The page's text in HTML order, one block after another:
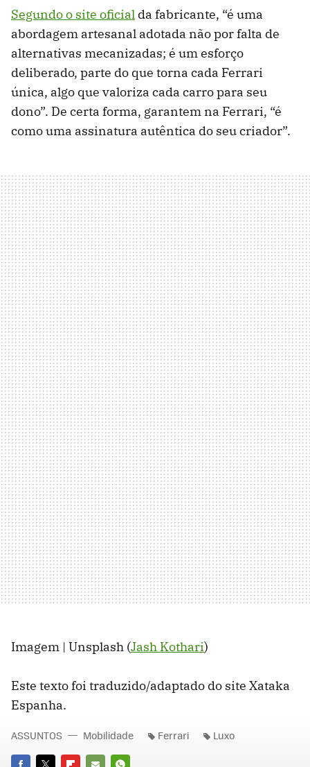
Segundo o site oficial da fabricante, “é uma
abordagem artesanal adotada não por falta de
alternativas mecanizadas; é um esforço
deliberado, parte do que torna cada Ferrari
única, algo que valoriza cada carro para seu
dono”. De certa forma, garantem na Ferrari, “é
como uma assinatura autêntica do seu criador”.
Imagem | Unsplash (Jash Kothari)
Este texto foi traduzido/adaptado do site Xataka
Espanha.
ASSUNTOS Mobilidade Ferrari Luxo